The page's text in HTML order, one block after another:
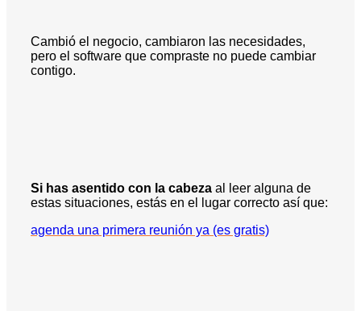
Cambió el negocio, cambiaron las necesidades,
pero el software que compraste no puede cambiar
contigo.
Si has asentido con la cabeza al leer alguna de
estas situaciones, estás en el lugar correcto así que:
agenda una primera reunión ya (es gratis)